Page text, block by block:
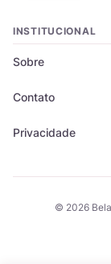
INSTITUCIONAL
Sobre
Contato
Privacidade
© 2026